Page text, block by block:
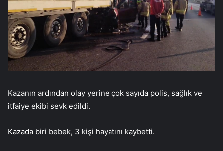
Kazanın ardından olay yerine çok sayıda polis, sağlık ve
itfaiye ekibi sevk edildi.
Kazada biri bebek, 3 kişi hayatını kaybetti.